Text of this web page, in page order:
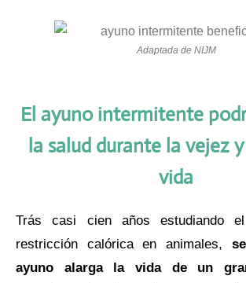
Adaptada de NIJM
El ayuno intermitente
la salud durante la vejez
vida
Trás casi cien años estudiando
restricción calórica en animales,
ayuno alarga la vida de un